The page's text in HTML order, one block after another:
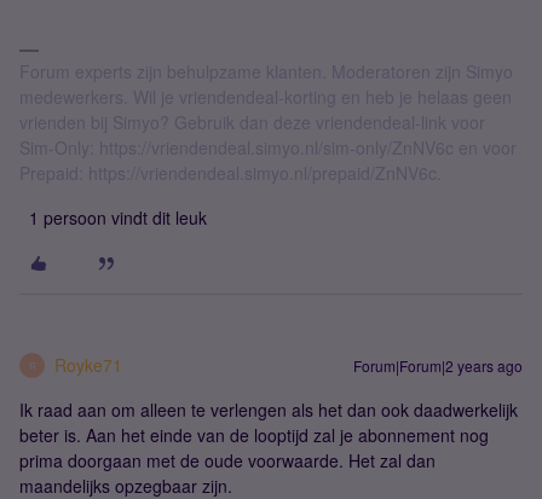
Forum experts zijn behulpzame klanten. Moderatoren zijn Simyo
medewerkers. Wil je vriendendeal-korting en heb je helaas geen
vrienden bij Simyo? Gebruik dan deze vriendendeal-link voor
Sim-Only: https://vriendendeal.simyo.nl/sim-only/ZnNV6c en voor
Prepaid: https://vriendendeal.simyo.nl/prepaid/ZnNV6c.
1 persoon vindt dit leuk
R Royke71 Forum|Forum|2 years ago
Ik raad aan om alleen te verlengen als het dan ook daadwerkelijk
beter is. Aan het einde van de looptijd zal je abonnement nog
prima doorgaan met de oude voorwaarde. Het zal dan
maandelijks opzegbaar zijn.